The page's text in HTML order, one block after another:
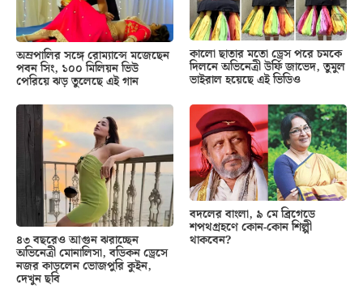
অম্রপালির সঙ্গে রোম্যান্সে মজেছেন
পবন সিং, ১০০ মিলিয়ন ভিউ
পেরিয়ে ঝড় তুলেছে এই গান
কালো ছাতার মতো ড্রেস পরে চমকে
দিলনে অভিনেত্রী উর্ফি জাভেদ, তুমুল
ভাইরাল হয়েছে এই ভিডিও
৪৩ বছরেও আগুন ঝরাচ্ছেন
অভিনেত্রী মোনালিসা, বডিকন ড্রেসে
নজর কাড়লেন ভোজপুরি কুইন,
দেখুন ছবি
বদলের বাংলা, ৯ মে ব্রিগেডে
শপথগ্রহণে কোন-কোন শিল্পী
থাকবেন?